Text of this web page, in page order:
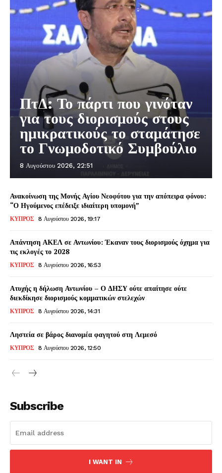
ΠτΔ: Το πάρτι που γινόταν
για τους διορισμούς στους
ημικρατικούς το σταμάτησε
το Γνωμοδοτικό Συμβούλιο
8 Αυγούστου 2026, 22:51
Ανακοίνωση της Μονής Αγίου Νεοφύτου για την απόπειρα φόνου:
“Ο Ηγούμενος επέδειξε ιδιαίτερη υπομονή”
ΚΥΠΡΟΣ 8 Αυγούστου 2026, 19:17
Απάντηση ΑΚΕΛ σε Αντωνίου: Έκαναν τους διορισμούς όχημα για
τις εκλογές το 2028
ΚΥΠΡΟΣ 8 Αυγούστου 2026, 16:53
Ατυχής η δήλωση Αντωνίου – Ο ΔΗΣΥ ούτε απαίτησε ούτε
διεκδίκησε διορισμούς κομματικών στελεχών
ΚΥΠΡΟΣ 8 Αυγούστου 2026, 14:31
Ληστεία σε βάρος διανομέα φαγητού στη Λεμεσό
ΚΥΠΡΟΣ 8 Αυγούστου 2026, 12:50
Subscribe
I WANT IN